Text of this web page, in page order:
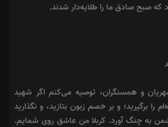
که صبح صادق ما را طلایه‌دار شدند.
و همسنگران، توصیه می‌کنم اگر شهید
را برگیرید؛ و بر خصم زبون بتازید، و نگذارید
به چنگ آورد. کربلا من عاشق روی شمایم.